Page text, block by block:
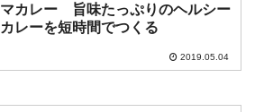
マカレー 旨味たっぷりのヘルシー
カレーを短時間でつくる
2019.05.04